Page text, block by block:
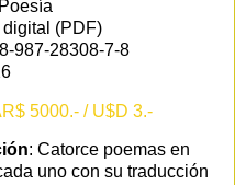
digital (PDF)
987-28308-7-8
5000.- / U$D 3.-
: Catorce poemas en
uno con su traducción